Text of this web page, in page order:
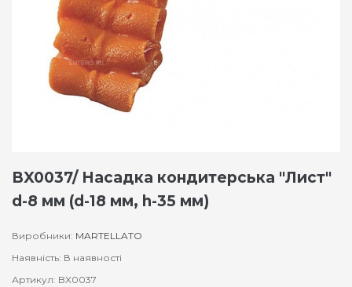
BX0037/ Насадка кондитерська "Лист"
d-8 мм (d-18 мм, h-35 мм)
Виробники: MARTELLATO
Наявність: В наявності
Артикул: BX0037